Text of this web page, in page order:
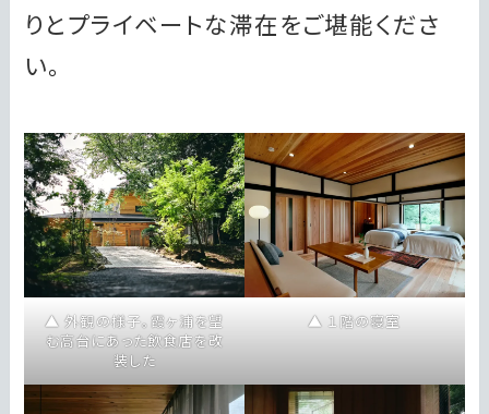
りとプライベートな滞在をご堪能くださ
い。
外観の様子。霞ヶ浦を望
む高台にあった飲食店を改
装した
１階の寝室